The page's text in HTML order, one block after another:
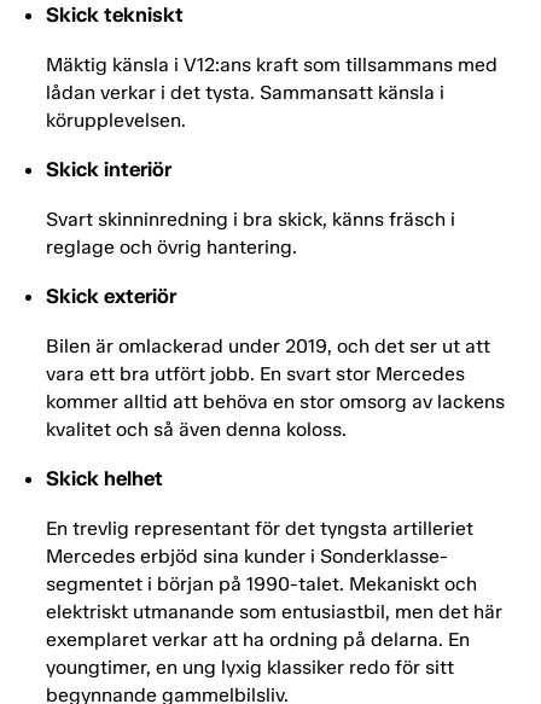
Skick tekniskt
Mäktig känsla i V12:ans kraft som tillsammans med
lådan verkar i det tysta. Sammansatt känsla i
körupplevelsen.
Skick interiör
Svart skinninredning i bra skick, känns fräsch i
reglage och övrig hantering.
Skick exteriör
Bilen är omlackerad under 2019, och det ser ut att
vara ett bra utfört jobb. En svart stor Mercedes
kommer alltid att behöva en stor omsorg av lackens
kvalitet och så även denna koloss.
Skick helhet
En trevlig representant för det tyngsta artilleriet
Mercedes erbjöd sina kunder i Sonderklasse-
segmentet i början på 1990-talet. Mekaniskt och
elektriskt utmanande som entusiastbil, men det här
exemplaret verkar att ha ordning på delarna. En
youngtimer, en ung lyxig klassiker redo för sitt
begynnande gammelbilsliv.